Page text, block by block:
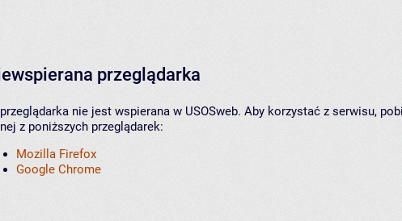
przeglądarka
nie jest wspierana w USOSweb. Aby korzystać z serwisu,
z poniższych przeglądarek:
Mozilla Firefox
Google Chrome